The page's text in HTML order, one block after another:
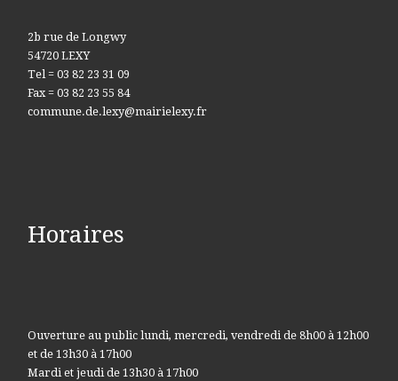
2b rue de Longwy
54720 LEXY
Tel = 03 82 23 31 09
Fax = 03 82 23 55 84
commune.de.lexy@mairielexy.fr
Horaires
Ouverture au public lundi, mercredi, vendredi de 8h00 à 12h00
et de 13h30 à 17h00
Mardi et jeudi de 13h30 à 17h00